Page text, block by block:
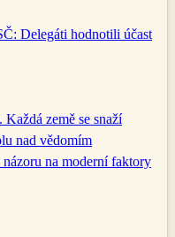
Delegáti hodnotili účast
země se snaží
nad vědomím
na moderní faktory